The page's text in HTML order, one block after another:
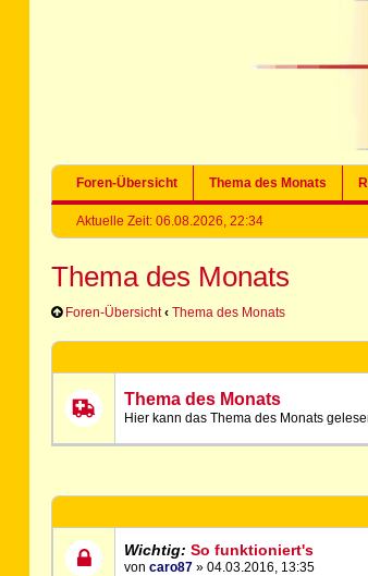
Foren-Übersicht Thema des Monats
Aktuelle Zeit: 06.08.2026, 22:34
Thema des Monats
Foren-Übersicht ‹ Thema des Monats
Thema des Monats
Hier kann das Thema des Monats
Wichtig: So funktioniert's
voncaro87 » 04.03.2016, 13:35